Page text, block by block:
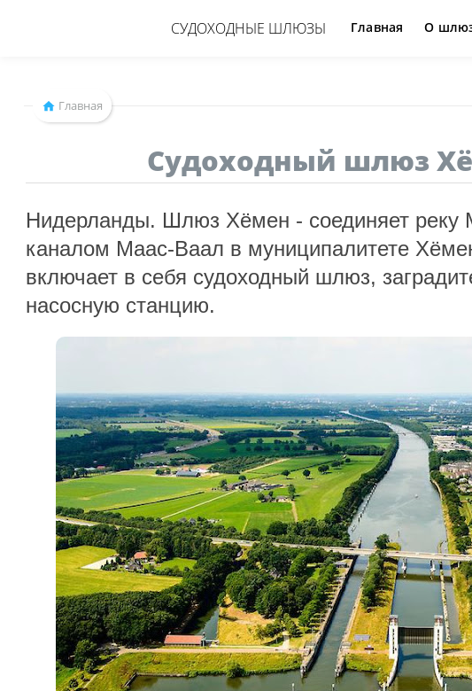
СУДОХОДНЫЕ ШЛЮЗЫ Главная О
Главная
Судоходный шлюз
Нидерланды. Шлюз Хёмен - соединяет реку
каналом Маас-Ваал в муниципалитете
включает в себя судоходный шлюз,
насосную станцию.